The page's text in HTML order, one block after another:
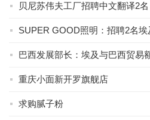
贝尼苏伟夫工厂招聘中文翻译2名
SUPER GOOD照明：招聘2名埃
巴西发展部长：埃及与巴西贸易
重庆小面新开罗旗舰店
求购腻子粉